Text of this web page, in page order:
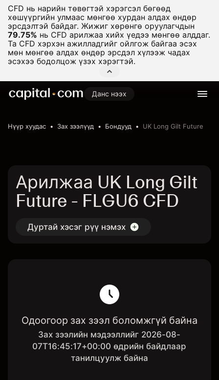
CFD нь нарийн төвөгтэй хэрэгсэл бөгөөд
хөшүүргийн улмаас мөнгөө хурдан алдах өндөр
эрсдэлтэй байдаг. Жижиг хөрөнгө оруулагчдын
79.75% нь CFD арилжаа хийх үедээ мөнгөө алддаг.
Та CFD хэрхэн ажилладгийг ойлгож байгаа эсэх
мөн мөнгөө алдах өндөр эрсдэл хүлээж чадах
эсэхээ бодолцож үзэх хэрэгтэй.
Данс нээх
Нүүр хуудас Зах зээлүүд Бондууд UK Long Gilt Future
Арилжаа UK Long Gilt
Future - FLGU6 CFD
Дуртай хэсэг рүү нэмэх
Одоогоор зах зээл боломжгүй байна
Зах зээлийн мэдээллийг 2026-08-
07T16:45:17+00:00 өдрийн байдлаар
танилцуулж байна